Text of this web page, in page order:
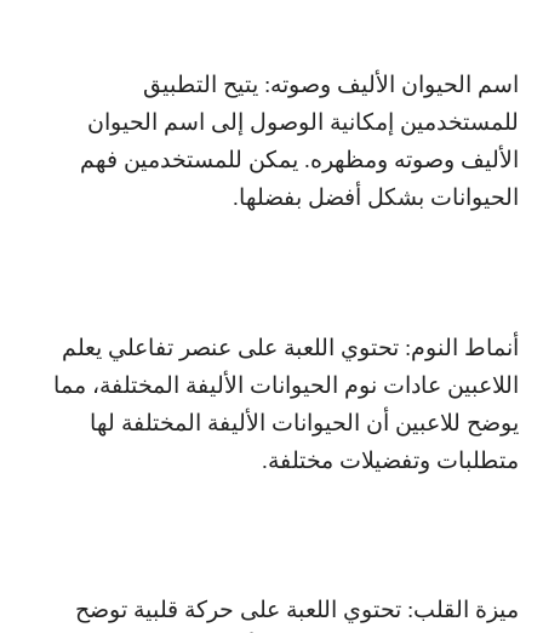
اسم الحيوان الأليف وصوته: يتيح التطبيق
للمستخدمين إمكانية الوصول إلى اسم الحيوان
الأليف وصوته ومظهره. يمكن للمستخدمين فهم
الحيوانات بشكل أفضل بفضلها.
أنماط النوم: تحتوي اللعبة على عنصر تفاعلي يعلم
اللاعبين عادات نوم الحيوانات الأليفة المختلفة، مما
يوضح للاعبين أن الحيوانات الأليفة المختلفة لها
متطلبات وتفضيلات مختلفة.
ميزة القلب: تحتوي اللعبة على حركة قلبية توضح